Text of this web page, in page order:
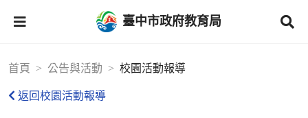
臺中市政府教育局
首頁 公告與活動 校園活動報導
返回校園活動報導